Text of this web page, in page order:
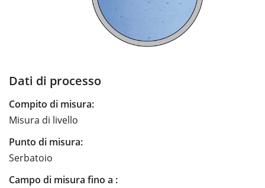
Dati di processo
Compito di misura:
Misura di livello
Punto di misura:
Serbatoio
Campo di misura fino a :